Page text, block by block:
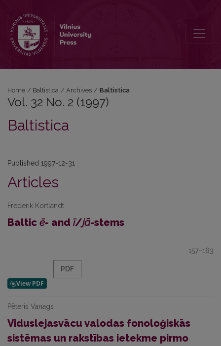
Home / Baltistica / Archives / Baltistica
Vol. 32 No. 2 (1997)
Baltistica
Published 1997-12-31
Articles
Frederik Kortlandt
Baltic ē- and ī/jā-stems
157–163
PDF
Pēteris Vanags
Viduslejasvācu valodas fonoloģiskās
sistēmas un rakstības ietekme pirmo